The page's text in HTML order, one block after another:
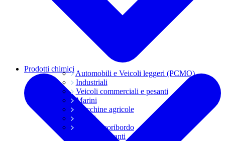
Automobili e Veicoli leggeri (PCMO)
Industriali
Veicoli commerciali e pesanti
Marini
Macchine agricole
Grassi
Moto e fuoribordo
Tutti i lubrificanti
Prodotti chimici